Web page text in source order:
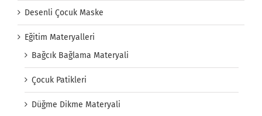
Desenli Çocuk Maske
Eğitim Materyalleri
Bağcık Bağlama Materyali
Çocuk Patikleri
Düğme Dikme Materyali